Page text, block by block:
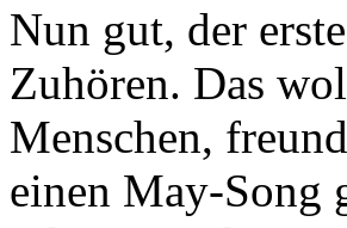
Nun gut, der
Zuhören. Das
Menschen,
einen May-Song